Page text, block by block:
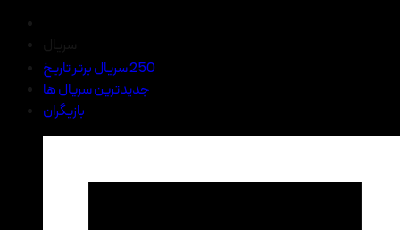
250 سریال برتر تاریخ
جدیدترین سریال ها
بازیگران